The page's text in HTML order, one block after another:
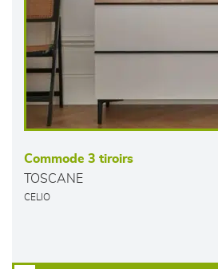
Commode 3 tiroirs
TOSCANE
CELIO